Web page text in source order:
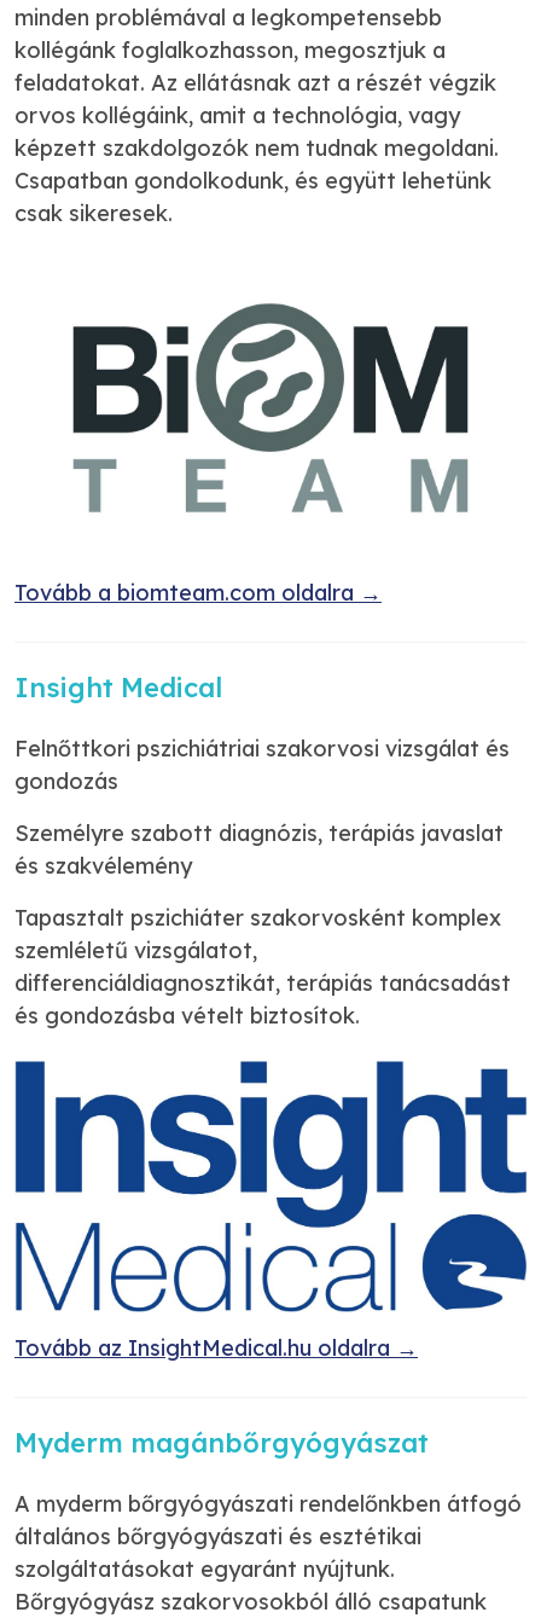
minden problémával a legkompetensebb
kollégánk foglalkozhasson, megosztjuk a
feladatokat. Az ellátásnak azt a részét végzik
orvos kollégáink, amit a technológia, vagy
képzett szakdolgozók nem tudnak megoldani.
Csapatban gondolkodunk, és együtt lehetünk
csak sikeresek.
Tovább a biomteam.com oldalra →
Insight Medical
Felnőttkori pszichiátriai szakorvosi vizsgálat és
gondozás
Személyre szabott diagnózis, terápiás javaslat
és szakvélemény
Tapasztalt pszichiáter szakorvosként komplex
szemléletű vizsgálatot,
differenciáldiagnosztikát, terápiás tanácsadást
és gondozásba vételt biztosítok.
Tovább az InsightMedical.hu oldalra →
Myderm magánbőrgyógyászat
A myderm bőrgyógyászati rendelőnkben átfogó
általános bőrgyógyászati és esztétikai
szolgáltatásokat egyaránt nyújtunk.
Bőrgyógyász szakorvosokból álló csapatunk